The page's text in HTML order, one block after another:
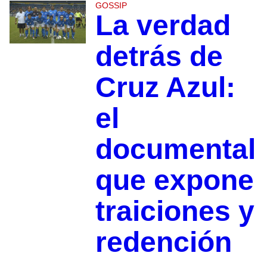
GOSSIP
La verdad
detrás de
Cruz Azul:
el
documental
que expone
traiciones y
redención